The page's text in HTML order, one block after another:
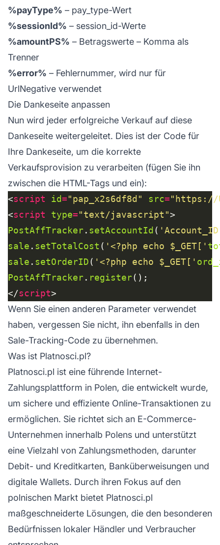
%payType% – pay_type-Wert
%sessionId% – session_id-Werte
%amountPS% – Betragswerte – Komma als
Trenner
%error% – Fehlernummer, wird nur für
UrlNegative verwendet
Die Dankeseite anpassen
Nun wird jeder erfolgreiche Verkauf auf diese
Dankeseite weitergeleitet. Dies ist der Code für
Ihre Dankeseite, um die korrekte
Verkaufsprovision zu verarbeiten (fügen Sie ihn
zwischen die HTML-Tags und ein):
<script id="pap_x2s6df8d" src="https://
<script type="text/javascript"
PostAffTracker. setAccountId(
sale . setTotalCost ( '<?php echo $_GET['
sale . setOrderID( '<?php echo $_GET['
PostAffTracker. register
</script
Wenn Sie einen anderen Parameter verwendet
haben, vergessen Sie nicht, ihn ebenfalls in den
Sale-Tracking-Code zu übernehmen.
Was ist Platnosci.pl?
Platnosci.pl ist eine führende Internet-
Zahlungsplattform in Polen, die entwickelt wurde,
um sichere und effiziente Online-Transaktionen zu
ermöglichen. Sie richtet sich an E-Commerce-
Unternehmen innerhalb Polens und unterstützt
eine Vielzahl von Zahlungsmethoden, darunter
Debit- und Kreditkarten, Banküberweisungen und
digitale Wallets. Durch ihren Fokus auf den
polnischen Markt bietet Platnosci.pl
maßgeschneiderte Lösungen, die den besonderen
Bedürfnissen lokaler Händler und Verbraucher